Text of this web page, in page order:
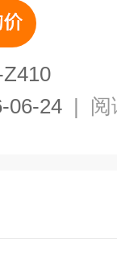
06-24 | 阅